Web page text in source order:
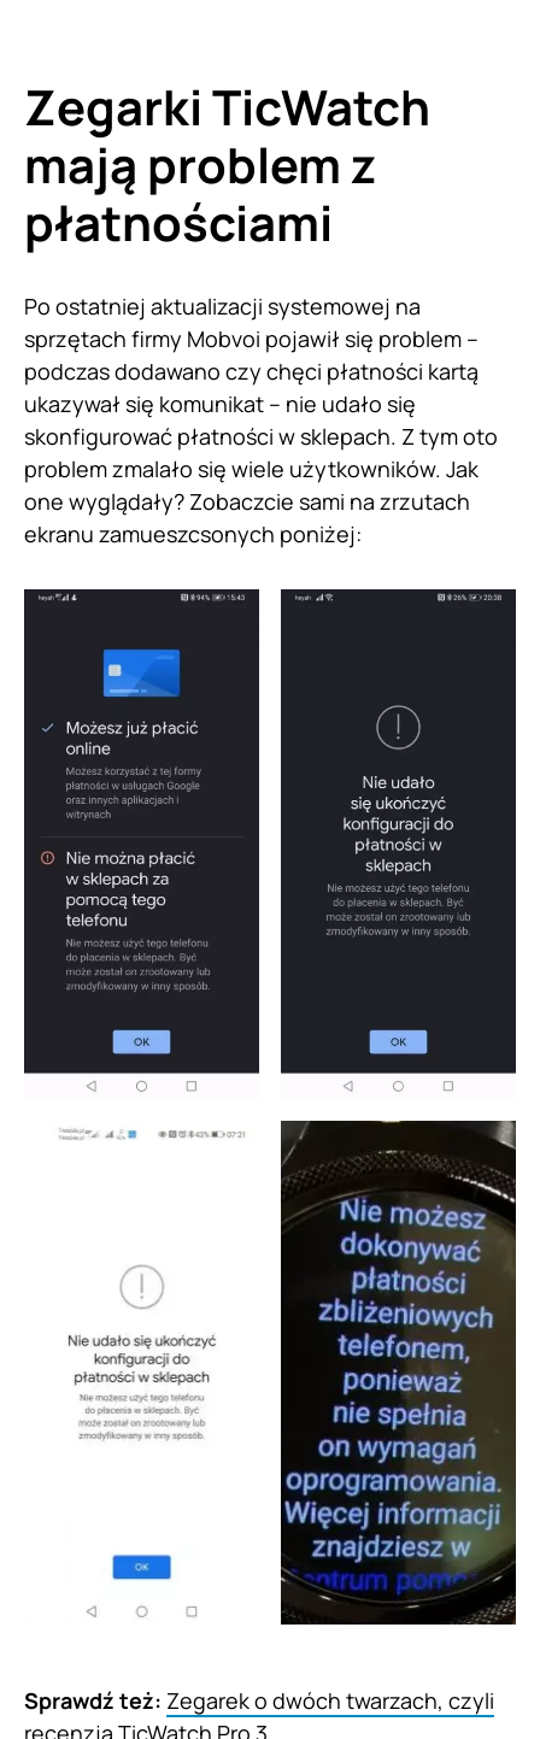
Zegarki TicWatch
mają problem z
płatnościami
Po ostatniej aktualizacji systemowej na
sprzętach firmy Mobvoi pojawił się problem –
podczas dodawano czy chęci płatności kartą
ukazywał się komunikat – nie udało się
skonfigurować płatności w sklepach. Z tym oto
problem zmalało się wiele użytkowników. Jak
one wyglądały? Zobaczcie sami na zrzutach
ekranu zamueszcsonych poniżej:
Sprawdź też: Zegarek o dwóch twarzach, czyli
recenzja TicWatch Pro 3